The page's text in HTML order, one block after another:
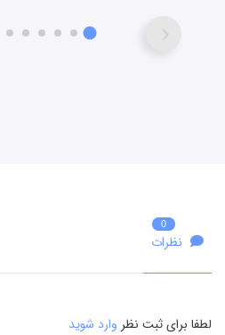
نظرات
0
لطفا برای ثبت نظر وارد شوید